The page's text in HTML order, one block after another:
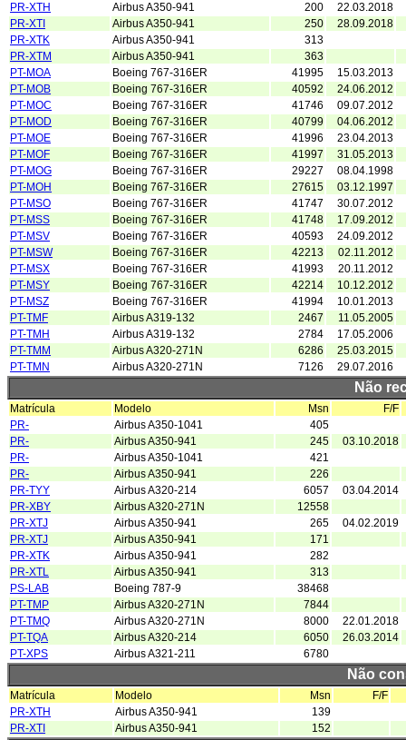
PR-XTH
Airbus A350-941 200
22.03.2018
PR-XTI
Airbus A350-941 250
28.09.2018
PR-XTK
Airbus A350-941
313
PR-XTM
Airbus A350-941
363
PT-MOA
Boeing 767-316ER 41995
15.03.2013
PT-MOB
Boeing 767-316ER 40592
24.06.2012
PT-MOC
Boeing 767-316ER 41746
09.07.2012
PT-MOD
Boeing 767-316ER 40799
04.06.2012
PT-MOE
Boeing 767-316ER 41996
23.04.2013
PT-MOF
Boeing 767-316ER 41997
31.05.2013
PT-MOG
Boeing 767-316ER 29227
08.04.1998
PT-MOH
Boeing 767-316ER 27615
03.12.1997
PT-MSO
Boeing 767-316ER 41747
30.07.2012
PT-MSS
Boeing 767-316ER 41748
17.09.2012
PT-MSV
Boeing 767-316ER 40593
24.09.2012
PT-MSW
Boeing 767-316ER 42213
02.11.2012
PT-MSX
Boeing 767-316ER 41993
20.11.2012
PT-MSY
Boeing 767-316ER 42214
10.12.2012
PT-MSZ
Boeing 767-316ER 41994
10.01.2013
PT-TMF
Airbus A319-132 2467
11.05.2005
PT-TMH
Airbus A319-132 2784
17.05.2006
PT-TMM
Airbus A320-271N 6286
25.03.2015
PT-TMN
Airbus A320-271N 7126 29.07.2016
Não
Matrícula Modelo Msn
F/F
PR-
Airbus A350-1041
405
PR-
Airbus A350-941 245
03.10.2018
PR-
Airbus A350-1041
421
PR-
Airbus A350-941
226
PR-TYY
Airbus A320-214 6057
03.04.2014
PR-XBY
Airbus A320-271N
12558
PR-XTJ
Airbus A350-941 265
04.02.2019
PR-XTJ
Airbus A350-941
171
PR-XTK
Airbus A350-941
282
PR-XTL
Airbus A350-941
313
PS-LAB
Boeing 787-9
38468
PT-TMP
Airbus A320-271N
7844
PT-TMQ
Airbus A320-271N 8000
22.01.2018
PT-TQA
Airbus A320-214 6050
26.03.2014
PT-XPS
Airbus A321-211 6780
Não
Matrícula Modelo Msn
F/F
PR-XTH
Airbus A350-941
139
PR-XTI
Airbus A350-941 152